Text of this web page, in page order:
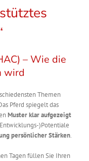
– Wie die
wird
Themen
Pferd spiegelt das
Muster klar aufgezeigt
Entwicklungs-)Potentiale
persönlicher Stärken.
Tagen füllen Sie Ihren